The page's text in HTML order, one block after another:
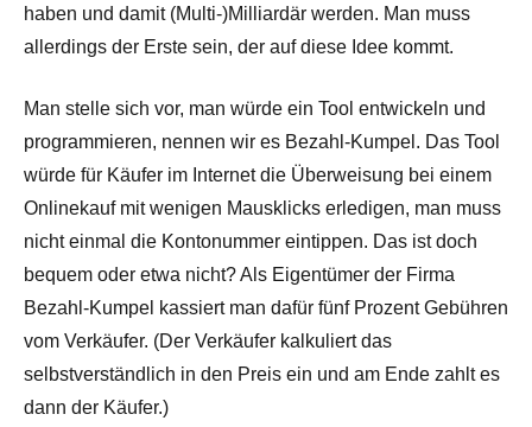
haben und damit (Multi-)Milliardär werden. Man muss
allerdings der Erste sein, der auf diese Idee kommt.
Man stelle sich vor, man würde ein Tool entwickeln und
programmieren, nennen wir es Bezahl-Kumpel. Das Tool
würde für Käufer im Internet die Überweisung bei einem
Onlinekauf mit wenigen Mausklicks erledigen, man muss
nicht einmal die Kontonummer eintippen. Das ist doch
bequem oder etwa nicht? Als Eigentümer der Firma
Bezahl-Kumpel kassiert man dafür fünf Prozent Gebühren
vom Verkäufer. (Der Verkäufer kalkuliert das
selbstverständlich in den Preis ein und am Ende zahlt es
dann der Käufer.)